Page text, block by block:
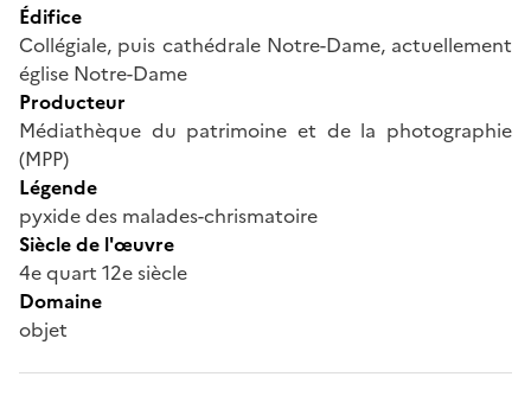
Édifice
Collégiale, puis cathédrale Notre-Dame, actuellement
église Notre-Dame
Producteur
Médiathèque du patrimoine et de la photographie
(MPP)
Légende
pyxide des malades-chrismatoire
Siècle de l'œuvre
4e quart 12e siècle
Domaine
objet